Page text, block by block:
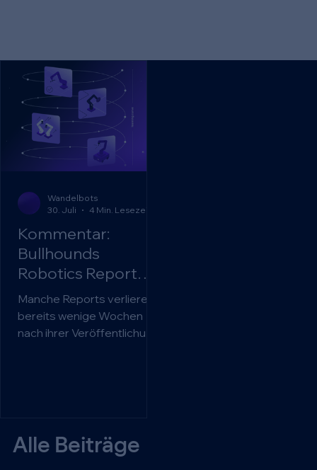
Kommentar:
Bullhounds
Robotics Report
trifft den Markt ins
Schwarze. Das
fehlende
Manche Reports verlieren
bereits wenige Wochen
nach ihrer Veröffentlichung
bewiesen. Doch was
bedeutet das konkret für
Wandelbots
30. Juli
4 Min. Lesezeit
Alle Beiträge